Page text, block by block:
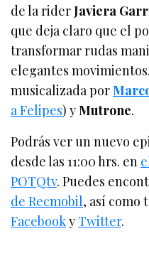
de la riderJaviera
que deja claro que el
transformar rudas
elegantes
musicalizada por
a Felipes) yMutrone.
Podrás ver un nuevo
desde las 11:00 hrs. en
POTQtv. Puedes
de Recmobil, así como
Facebooky Twitter.